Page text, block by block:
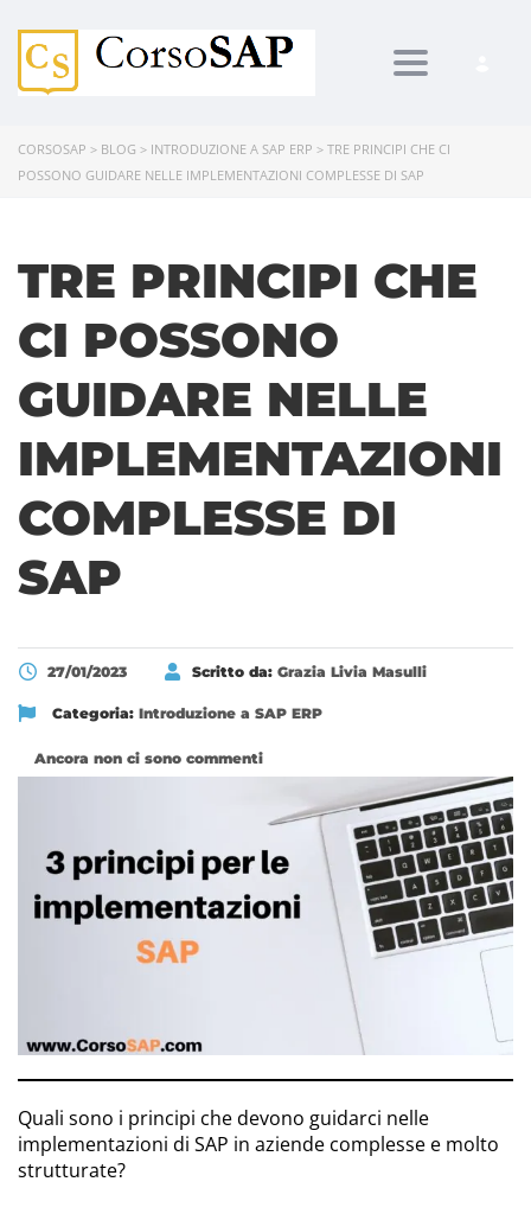
Toggle
CORSOSAP > BLOG > INTRODUZIONE A SAP ERP > TRE PRINCIPI CHE CI
POSSONO GUIDARE NELLE IMPLEMENTAZIONI COMPLESSE DI SAP
TRE PRINCIPI CHE
CI POSSONO
GUIDARE NELLE
IMPLEMENTAZIONI
COMPLESSE DI
SAP
27/01/2023 Scritto da: Grazia Livia Masulli
Categoria: Introduzione a SAP ERP
Ancora non ci sono commenti
Quali sono i principi che devono guidarci nelle
implementazioni di SAP in aziende complesse e molto
strutturate?